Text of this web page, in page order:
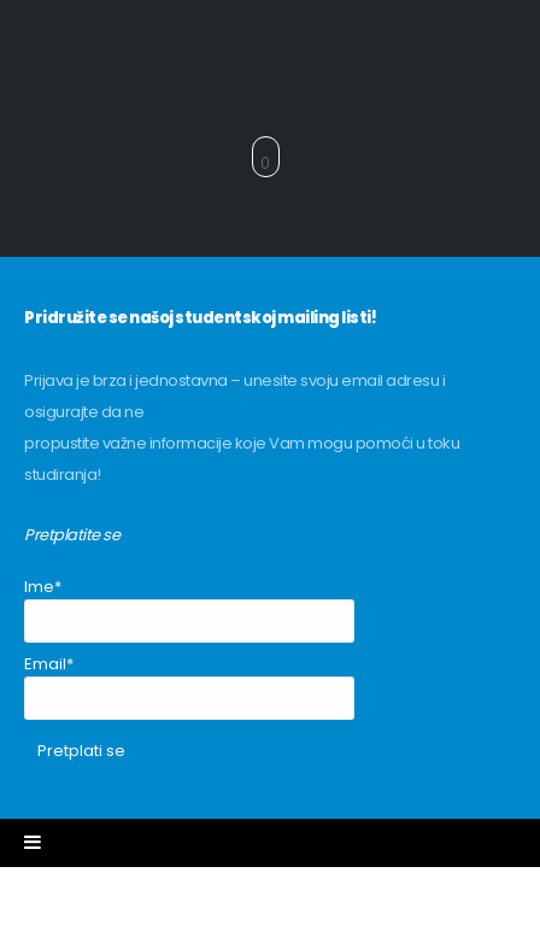
Pridružite se našoj studentskoj mailing listi!
Prijava je brza i jednostavna – unesite svoju email adresu i
osigurajte da ne
propustite važne informacije koje Vam mogu pomoći u toku
studiranja!
Pretplatite se
Ime*
Email*